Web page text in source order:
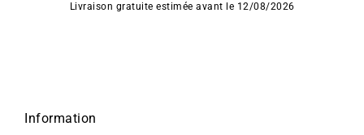
d'Oreilles
Livraison gratuite estimée avant le 12/08/2026
Information